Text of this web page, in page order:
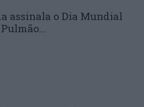
assinala o Dia Mundial